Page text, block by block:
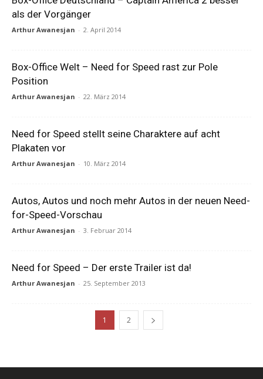
als der Vorgänger
Arthur Awanesjan - 2. April 2014
Box-Office Welt – Need for Speed rast zur Pole
Position
Arthur Awanesjan - 22. März 2014
Need for Speed stellt seine Charaktere auf acht
Plakaten vor
Arthur Awanesjan - 10. März 2014
Autos, Autos und noch mehr Autos in der neuen Need-
for-Speed-Vorschau
Arthur Awanesjan - 3. Februar 2014
Need for Speed – Der erste Trailer ist da!
Arthur Awanesjan - 25. September 2013
1 2